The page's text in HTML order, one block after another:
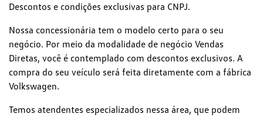
Descontos e condições exclusivas para CNPJ.
Nossa concessionária tem o modelo certo para o seu
negócio. Por meio da modalidade de negócio Vendas
Diretas, você é contemplado com descontos exclusivos. A
compra do seu veículo será feita diretamente com a fábrica
Volkswagen.
Temos atendentes especializados nessa área, que podem